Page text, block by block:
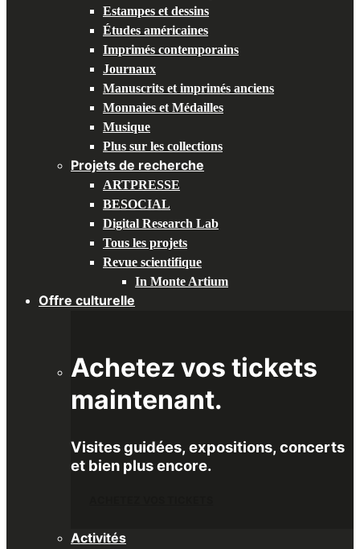
Estampes et dessins
Études américaines
Imprimés contemporains
Journaux
Manuscrits et imprimés anciens
Monnaies et Médailles
Musique
Plus sur les collections
Projets de recherche
ARTPRESSE
BESOCIAL
Digital Research Lab
Tous les projets
Revue scientifique
In Monte Artium
Offre culturelle
Achetez vos tickets
maintenant.
Visites guidées, expositions, concerts
et bien plus encore.
Activités